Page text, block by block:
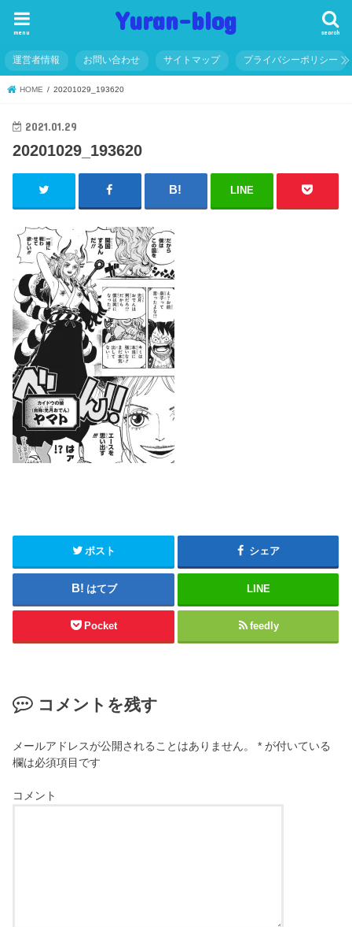
Yuran-blog search
menu
運営者情報 お問い合わせ サイトマップ プライバシーポリシー
HOME 20201029_193620
2021.01.29
20201029_193620
LINE
ポスト シェア
はてブ LINE
Pocket feedly
コメントを残す
メールアドレスが公開されることはありません。 * が付いている
欄は必須項目です
コメント